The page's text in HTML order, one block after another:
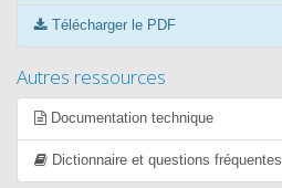
Télécharger le PDF
Autres ressources
Documentation technique
Dictionnaire et questions fréquentes